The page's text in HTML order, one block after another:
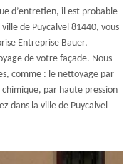
d’entretien, il est probable
de Puycalvel 81440, vous
Entreprise Bauer,
de votre façade. Nous
comme : le nettoyage par
par haute pression
dans la ville de Puycalvel